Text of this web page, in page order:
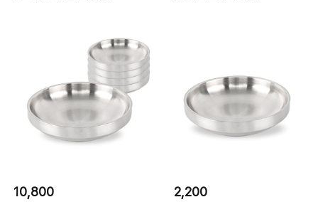
10,800 2,200